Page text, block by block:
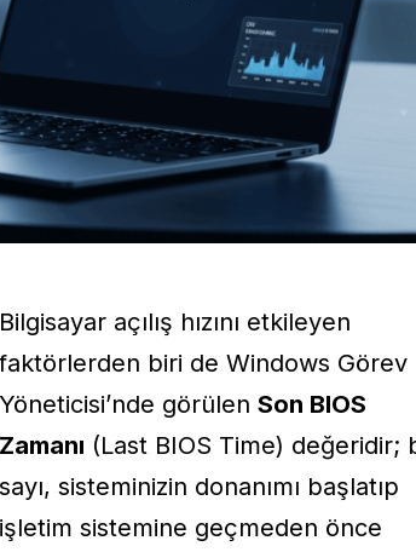
Bilgisayar açılış hızını etkileyen
faktörlerden biri de Windows Görev
Yöneticisi’nde görülen Son BIOS
Zamanı (Last BIOS Time) değeridir;
sayı, sisteminizin donanımı başlatıp
işletim sistemine geçmeden önce